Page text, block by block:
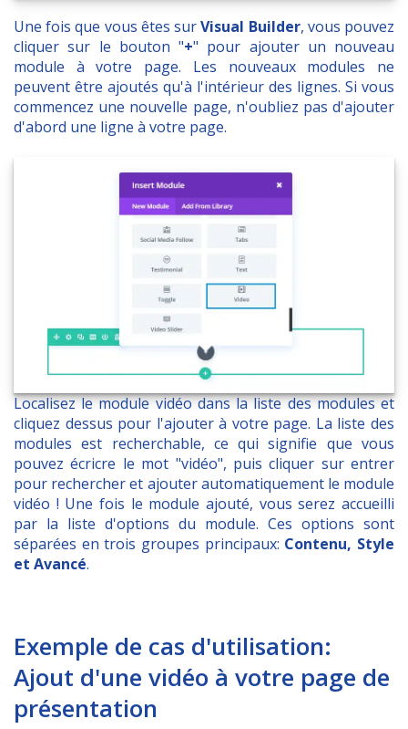
Une fois que vous êtes surVisual Builder, vous pouvez
cliquer sur le bouton "+" pour ajouter un nouveau
module à votre page. Les nouveaux modules ne
peuvent être ajoutés qu'à l'intérieur des lignes. Si vous
commencez une nouvelle page, n'oubliez pas d'ajouter
d'abord une ligne à votre page.
Localisez le module vidéo dans la liste des modules et
cliquez dessus pour l'ajouter à votre page. La liste des
modules est recherchable, ce qui signifie que vous
pouvez écricre le mot "vidéo", puis cliquer sur entrer
pour rechercher et ajouter automatiquement le module
vidéo ! Une fois le module ajouté, vous serez accueilli
par la liste d'options du module. Ces options sont
séparées en trois groupes principaux: Contenu, Style
et Avancé.
Exemple de cas d'utilisation:
Ajout d'une vidéo à votre page de
présentation